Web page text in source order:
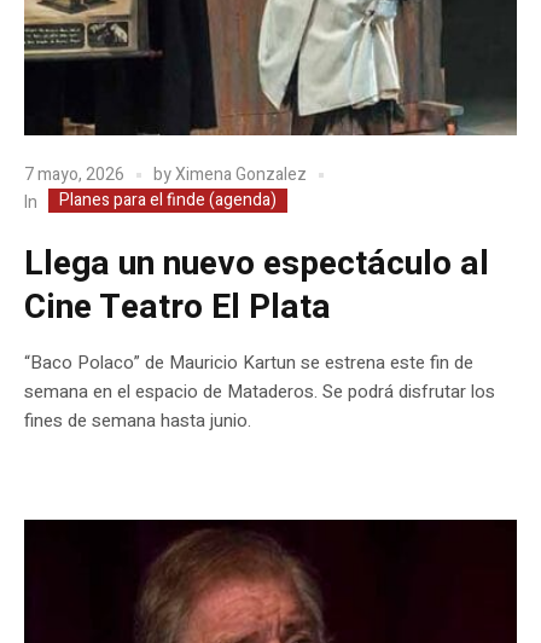
7 mayo, 2026 byXimena Gonzalez
In
Planes para el finde (agenda)
Llega un nuevo espectáculo al
Cine Teatro El Plata
“Baco Polaco” de Mauricio Kartun se estrena este fin de
semana en el espacio de Mataderos. Se podrá disfrutar los
fines de semana hasta junio.